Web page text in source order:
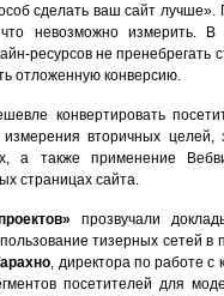
сделать ваш сайт лучше».
невозможно измерить. В
ресурсов не пренебрегать
отложенную конверсию.
конвертировать
вторичных целей,
а также применение
страницах сайта.
прозвучали
тизерных сетей в
, директора по работе с
посетителей для